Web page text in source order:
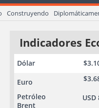
Construyendo
Indicadores
Dólar
Euro
Petróleo
Brent
USD